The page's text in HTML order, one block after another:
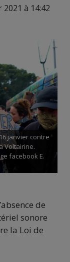
à 14:42
janvier contre
Voltairine.
facebook E.
de
sonore
la Loi de